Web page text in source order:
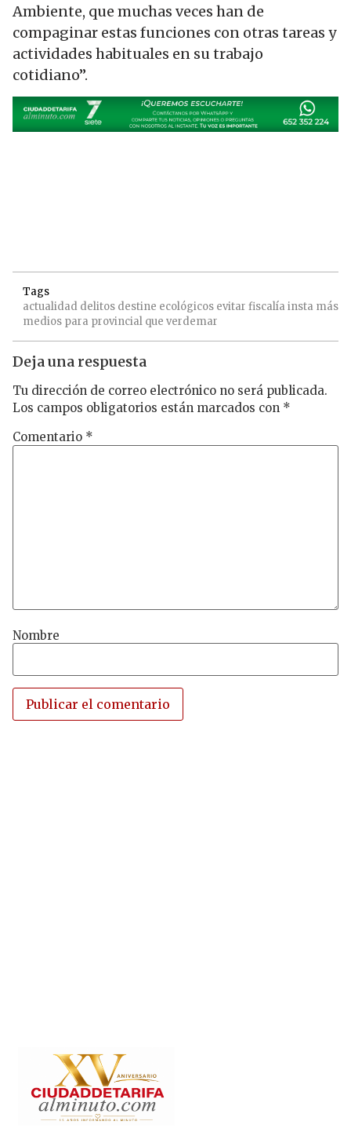
Ambiente, que muchas veces han de
compaginar estas funciones con otras tareas y
actividades habituales en su trabajo
cotidiano”.
Tags
actualidad delitos destine ecológicos evitar fiscalía insta más
medios para provincial que verdemar
Deja una respuesta
Tu dirección de correo electrónico no será publicada.
Los campos obligatorios están marcados con *
Comentario *
Nombre